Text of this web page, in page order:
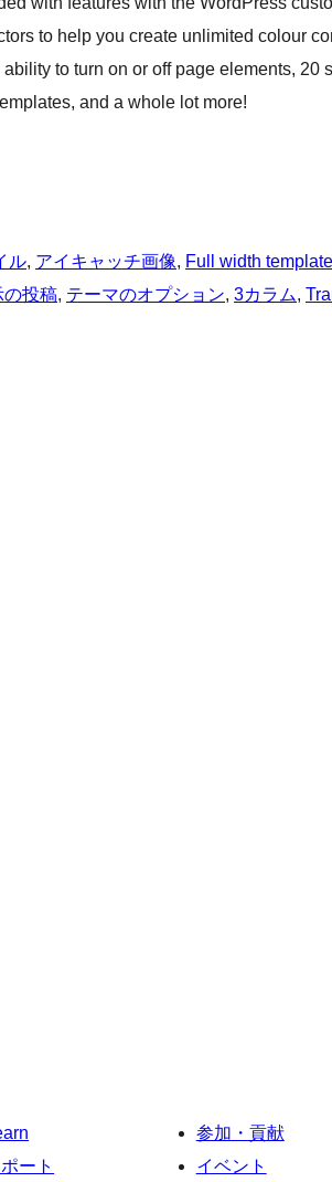
to help you create unlimited colour
to turn on or off page elements, 20
and a whole lot more!
ル, アイキャッチ画像, Full width template
の投稿, テーマのオプション, 3カラム,
ート
参加・貢献
イベント